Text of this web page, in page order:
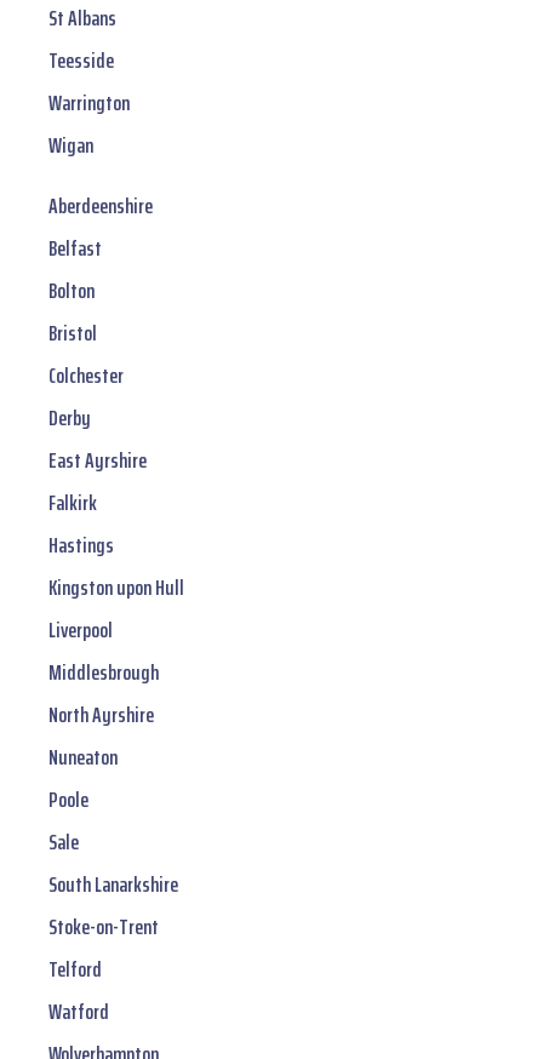
St Albans
Teesside
Warrington
Wigan
Aberdeenshire
Belfast
Bolton
Bristol
Colchester
Derby
East Ayrshire
Falkirk
Hastings
Kingston upon Hull
Liverpool
Middlesbrough
North Ayrshire
Nuneaton
Poole
Sale
South Lanarkshire
Stoke-on-Trent
Telford
Watford